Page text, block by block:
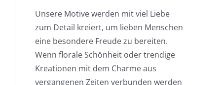
Unsere Motive werden mit viel Liebe
zum Detail kreiert, um lieben Menschen
eine besondere Freude zu bereiten.
Wenn florale Schönheit oder trendige
Kreationen mit dem Charme aus
vergangenen Zeiten verbunden werden